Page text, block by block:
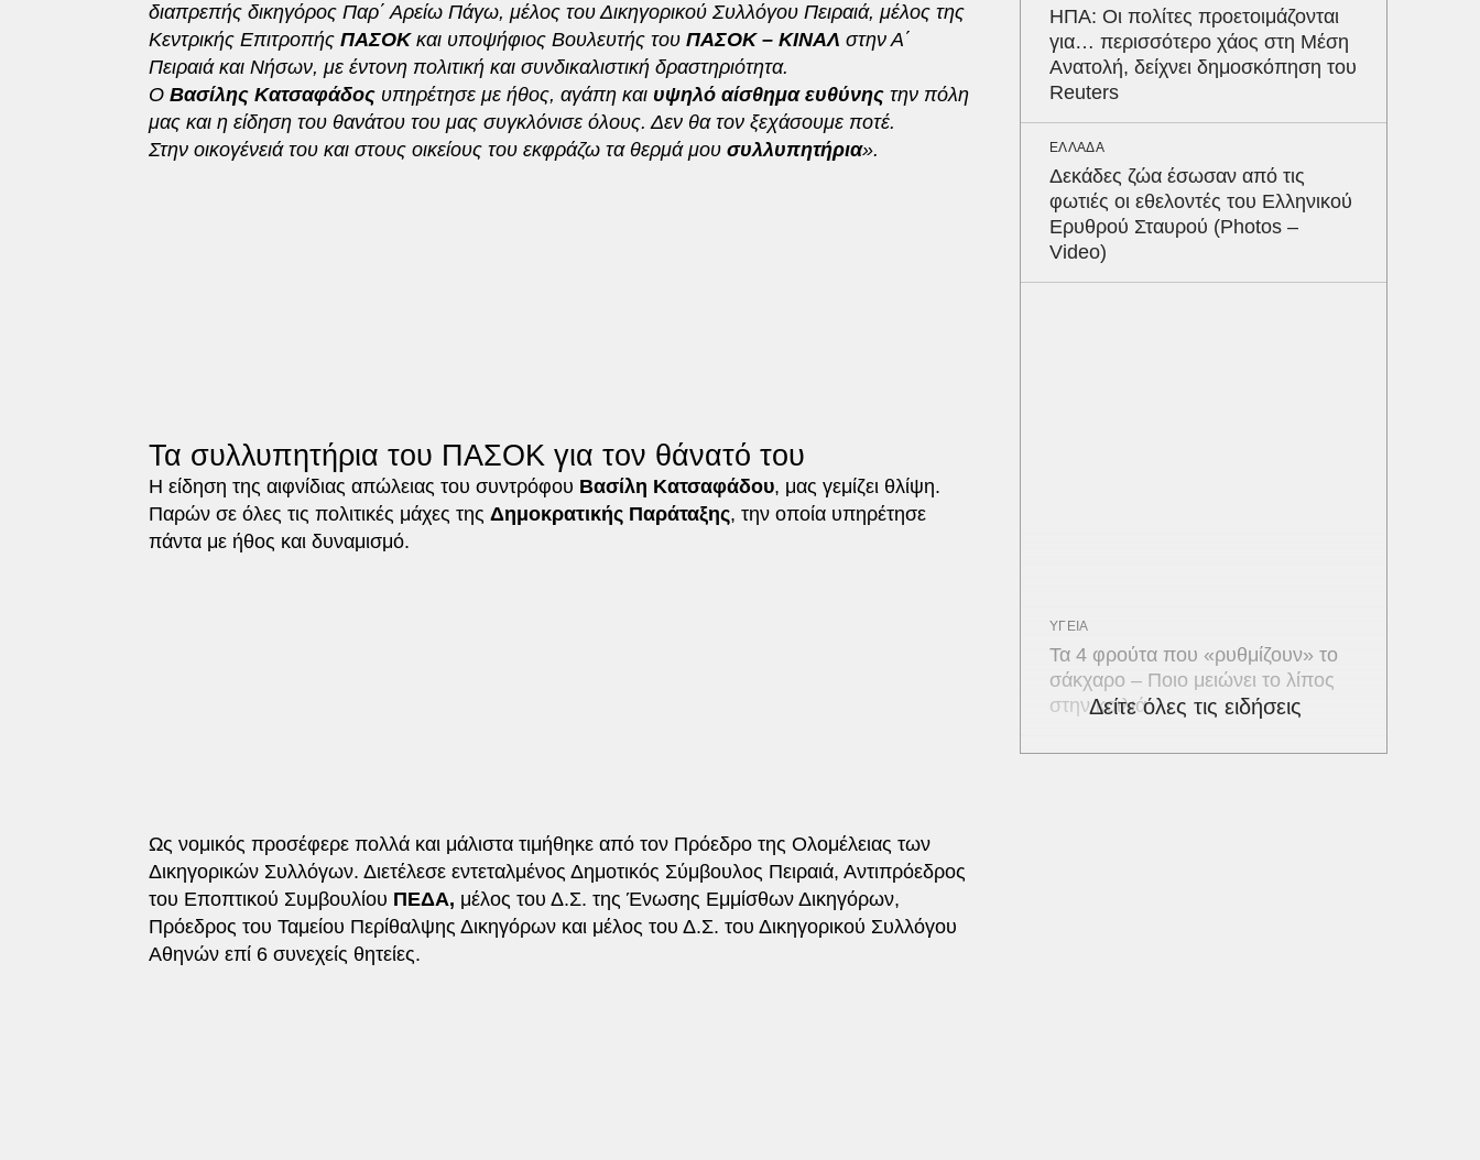
διαπρεπής δικηγόρος Παρ΄ Αρείω Πάγω, μέλος του Δικηγορικού Συλλόγου Πειραιά, μέλος της
Κεντρικής Επιτροπής ΠΑΣΟΚ και υποψήφιος Βουλευτής του ΠΑΣΟΚ – ΚΙΝΑΛ στην Α΄
Πειραιά και Νήσων, με έντονη πολιτική και συνδικαλιστική δραστηριότητα.
Ο Βασίλης Κατσαφάδος υπηρέτησε με ήθος, αγάπη και υψηλό αίσθημα ευθύνης την πόλη
μας και η είδηση του θανάτου του μας συγκλόνισε όλους. Δεν θα τον ξεχάσουμε ποτέ.
Στην οικογένειά του και στους οικείους του εκφράζω τα θερμά μου συλλυπητήρια».
Τα συλλυπητήρια του ΠΑΣΟΚ για τον θάνατό του
Η είδηση της αιφνίδιας απώλειας του συντρόφου Βασίλη Κατσαφάδου, μας γεμίζει θλίψη.
Παρών σε όλες τις πολιτικές μάχες της Δημοκρατικής Παράταξης, την οποία υπηρέτησε
πάντα με ήθος και δυναμισμό.
Ως νομικός προσέφερε πολλά και μάλιστα τιμήθηκε από τον Πρόεδρο της Ολομέλειας των
Δικηγορικών Συλλόγων. Διετέλεσε εντεταλμένος Δημοτικός Σύμβουλος Πειραιά, Αντιπρόεδρος
του Εποπτικού Συμβουλίου ΠΕΔΑ, μέλος του Δ.Σ. της Ένωσης Εμμίσθων Δικηγόρων,
Πρόεδρος του Ταμείου Περίθαλψης Δικηγόρων και μέλος του Δ.Σ. του Δικηγορικού Συλλόγου
Αθηνών επί 6 συνεχείς θητείες.
ΗΠΑ: Οι πολίτες προετοιμάζονται
για… περισσότερο χάος στη Μέση
Ανατολή, δείχνει δημοσκόπηση του
Reuters
ΕΛΛΑΔΑ
Δεκάδες ζώα έσωσαν από τις
φωτιές οι εθελοντές του Ελληνικού
Ερυθρού Σταυρού (Photos –
Video)
ΥΓΕΙΑ
Τα 4 φρούτα που «ρυθμίζουν» το
σάκχαρο – Ποιο μειώνει το λίπος
στην κοιλιά
Δείτε όλες τις ειδήσεις